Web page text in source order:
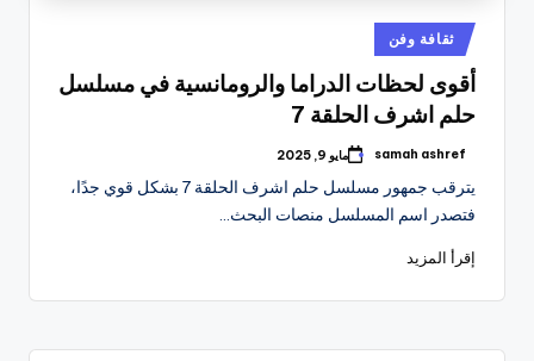
نُشر
في
ثقافة وفن
أقوى لحظات الدراما والرومانسية في مسلسل
حلم اشرف الحلقة 7
تمّ
بواسطة
samah ashref مايو 9, 2025
يترقب جمهور مسلسل حلم اشرف الحلقة 7 بشكل قوي جدًا،
فتصدر اسم المسلسل منصات البحث…
إقرأ المزيد